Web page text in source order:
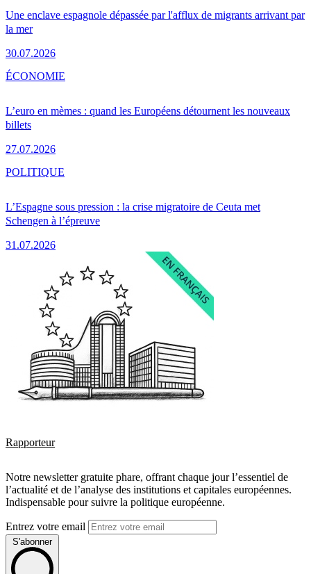
Une enclave espagnole dépassée par l'afflux de migrants arrivant par
la mer
30.07.2026
L’euro en mèmes : quand les Européens détournent les nouveaux
billets
27.07.2026
ÉCONOMIE
L’Espagne sous pression : la crise migratoire de Ceuta met
Schengen à l’épreuve
31.07.2026
POLITIQUE
Rapporteur
Notre newsletter gratuite phare, offrant chaque jour l’essentiel de
l’actualité et de l’analyse des institutions et capitales européennes.
Indispensable pour suivre la politique européenne.
Entrez votre email
S'abonner